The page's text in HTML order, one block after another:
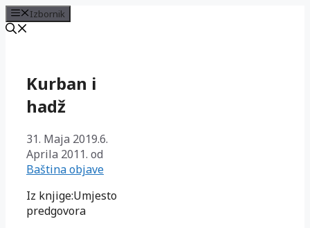
Izbornik
sadržajKurban i
hadž
31. Maja 2019.6.
Aprila 2011. od
Baština objave
Iz knjige:Umjesto
predgovora